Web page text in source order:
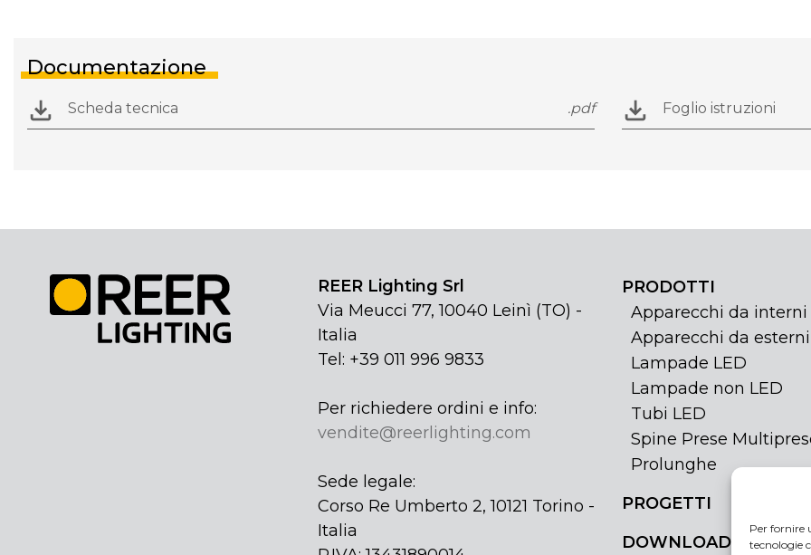
Per fornire
tecnologie
Documentazione
Scheda tecnica .pdf Foglio istruzioni
REER Lighting Srl
Via Meucci 77, 10040 Leinì (TO) -
Italia
Tel: +39 011 996 9833
Per richiedere ordini e info:
vendite@reerlighting.com
Sede legale:
Corso Re Umberto 2, 10121 Torino -
Italia
PRODOTTI
Apparecchi da interni
Apparecchi da esterni
Lampade LED
Lampade non LED
Tubi LED
Spine Prese
Prolunghe
PROGETTI
DOWNLOAD